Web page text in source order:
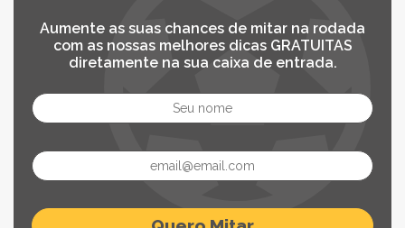
Aumente as suas chances de mitar na rodada
com as nossas melhores dicas GRATUITAS
diretamente na sua caixa de entrada.